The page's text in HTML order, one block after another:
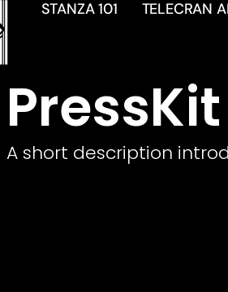
STANZA 101 TELECRAN
PressKit
A short description